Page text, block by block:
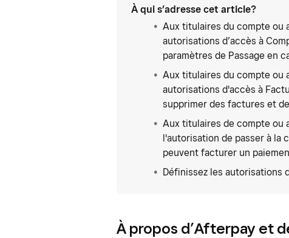
À qui s’adresse cet article?
Aux titulaires du compte ou
autorisations d’accès à
paramètres de Passage en
Aux titulaires du compte ou
autorisations d'accès à
supprimer des factures et
Aux titulaires de compte ou
l'autorisation de passer à la
peuvent facturer un
Définissez les autorisations
À propos d’Afterpay et